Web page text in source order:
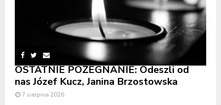
OSTATNIE POŻEGNANIE: Odeszli od
nas Józef Kucz, Janina Brzostowska
7 sierpnia 2026